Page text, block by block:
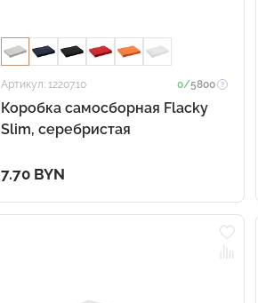
Артикул: 12207.10 0/5800
Коробка самосборная Flacky
Slim, серебристая
7.70 BYN